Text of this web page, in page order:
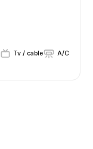
Tv / cable
A/C